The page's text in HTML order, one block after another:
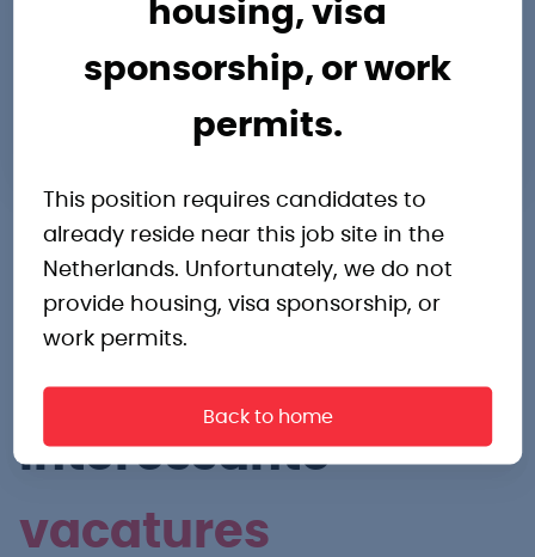
housing, visa
sponsorship, or work
permits.
This position requires candidates to
already reside near this job site in the
Netherlands. Unfortunately, we do not
provide housing, visa sponsorship, or
work permits.
Back to home
Routebeschrijving
omer.dahir@pro-industry.nl
0582022000
Andere
interessante
vacatures